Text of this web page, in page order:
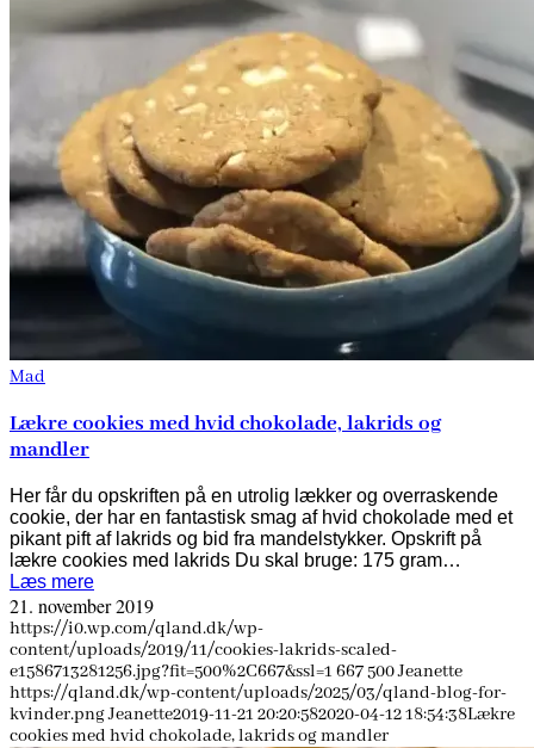
Mad
Lækre cookies med hvid chokolade, lakrids og
mandler
Her får du opskriften på en utrolig lækker og overraskende
cookie, der har en fantastisk smag af hvid chokolade med et
pikant pift af lakrids og bid fra mandelstykker. Opskrift på
lækre cookies med lakrids Du skal bruge: 175 gram…
Læs mere
21. november 2019
https://i0.wp.com/qland.dk/wp-
content/uploads/2019/11/cookies-lakrids-scaled-
e1586713281256.jpg?fit=500%2C667&ssl=1 667500Jeanette
https://qland.dk/wp-content/uploads/2025/03/qland-blog-for-
kvinder.pngJeanette2019-11-21 20:20:582020-04-12 18:54:38Lækre
cookies med hvid chokolade, lakrids og mandler